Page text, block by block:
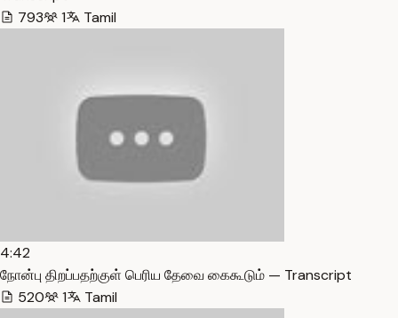
793
1 Tamil
4:42
நோன்பு திறப்பதற்குள் பெரிய தேவை கைகூடும் — Transcript
520
1 Tamil